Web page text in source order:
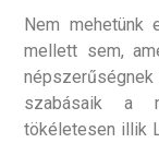
Nem mehetünk
mellett sem,
szabásaik a
tökéletesen illik